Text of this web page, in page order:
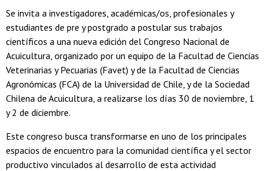
Se invita a investigadores, académicas/os, profesionales y
estudiantes de pre y postgrado a postular sus trabajos
científicos a una nueva edición del Congreso Nacional de
Acuicultura, organizado por un equipo de la Facultad de Ciencias
Veterinarias y Pecuarias (Favet) y de la Facultad de Ciencias
Agronómicas (FCA) de la Universidad de Chile, y de la Sociedad
Chilena de Acuicultura, a realizarse los días 30 de noviembre, 1
y 2 de diciembre.
Este congreso busca transformarse en uno de los principales
espacios de encuentro para la comunidad científica y el sector
productivo vinculados al desarrollo de esta actividad